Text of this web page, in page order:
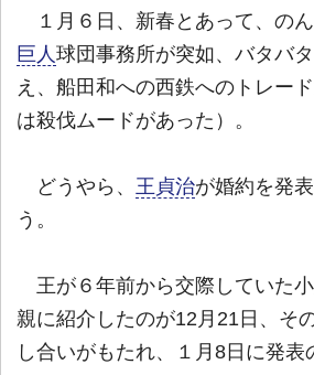
１月６日、新春とあって、の
巨人 球団事務所が突如、バタバ
え、船田和への西鉄へのトレー
は殺伐ムードがあった）。
どうやら、 王貞治が婚約を発
う。
王が６年前から交際していた
親に紹介したのが12月21日、そ
し合いがもたれ、１月8日に発表